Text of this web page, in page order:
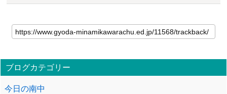
ブログカテゴリー
今日の南中